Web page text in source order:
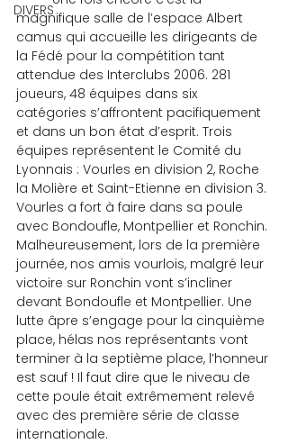
DIVERS
magnifique salle de l’espace Albert
camus qui accueille les dirigeants de
la Fédé pour la compétition tant
attendue des Interclubs 2006. 281
joueurs, 48 équipes dans six
catégories s’affrontent pacifiquement
et dans un bon état d’esprit. Trois
équipes représentent le Comité du
Lyonnais : Vourles en division 2, Roche
la Molière et Saint-Etienne en division 3.
Vourles a fort à faire dans sa poule
avec Bondoufle, Montpellier et Ronchin.
Malheureusement, lors de la première
journée, nos amis vourlois, malgré leur
victoire sur Ronchin vont s’incliner
devant Bondoufle et Montpellier. Une
lutte âpre s’engage pour la cinquième
place, hélas nos représentants vont
terminer à la septième place, l’honneur
est sauf ! Il faut dire que le niveau de
cette poule était extrêmement relevé
avec des première série de classe
internationale.